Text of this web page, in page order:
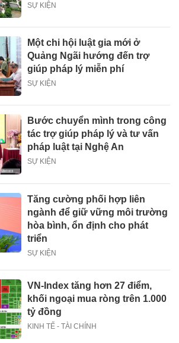
SỰ KIỆN
Một chi hội luật gia mới ở
Quảng Ngãi hướng đến trợ
giúp pháp lý miễn phí
SỰ KIỆN
Bước chuyển mình trong công
tác trợ giúp pháp lý và tư vấn
pháp luật tại Nghệ An
SỰ KIỆN
Tăng cường phối hợp liên
ngành để giữ vững môi trường
hòa bình, ổn định cho phát
triển
SỰ KIỆN
VN-Index tăng hơn 27 điểm,
khối ngoại mua ròng trên 1.000
tỷ đồng
KINH TẾ - TÀI CHÍNH